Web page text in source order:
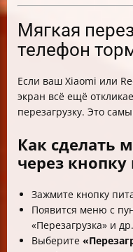
Мягкая
телефон
Если ваш Xiaomi или
экран всё ещё
перезагрузку. Это
Как сделать
через
Зажмите кнопку
Появится меню с
«Перезагрузка» и др.
Выберите